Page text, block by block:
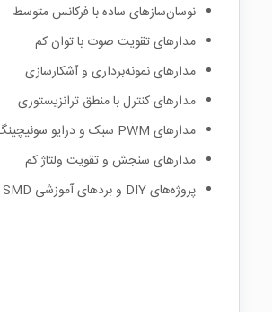
نوسان‌سازهای ساده با فرکانس متوسط
مدارهای تقویت صوت با توان کم
مدارهای نمونه‌برداری و آشکارسازی
مدارهای کنترل با منطق ترانزیستوری
مدارهای PWM سبک و درایو سوئیچینگ کم‌جریان
مدارهای سنجش و تقویت ولتاژ کم
پروژه‌های DIY و بردهای آموزشی SMD